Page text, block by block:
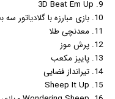
9. 3D Beat Em Up
10. بازی مبارزه با گلادیاتور سه
11. معدنچی طلا
12. پرش موز
13. پاییز مکعب
14. تیرانداز فضایی
15. Sheep It Up